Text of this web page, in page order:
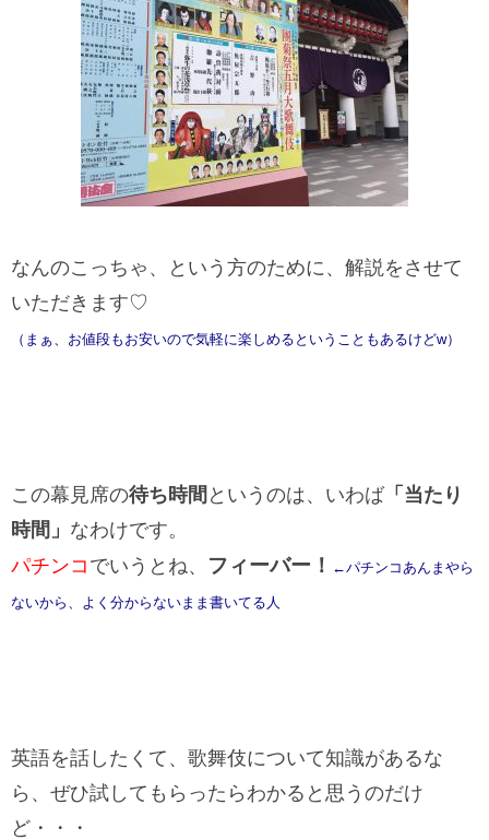
なんのこっちゃ、という方のために、解説をさせて
いただきます♡
（まぁ、お値段もお安いので気軽に楽しめるということもあるけどw）
この幕見席の待ち時間 というのは、いわば「当たり
時間」 なわけです。
パチンコ でいうとね、 フィーバー！ ←パチンコあんまやら
ないから、よく分からないまま書いてる人
英語を話したくて、歌舞伎について知識があるな
ら、ぜひ試してもらったらわかると思うのだけ
ど・・・